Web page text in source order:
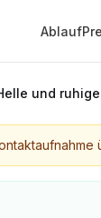
Ablauf
und